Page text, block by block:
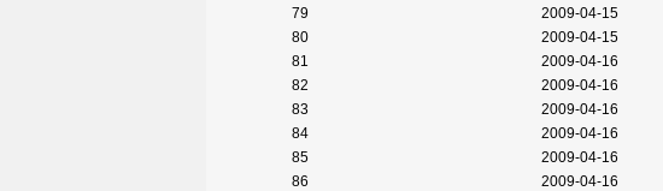
79
2009-04-15
80
2009-04-15
81
2009-04-16
82
2009-04-16
83
2009-04-16
84
2009-04-16
85
2009-04-16
86
2009-04-16